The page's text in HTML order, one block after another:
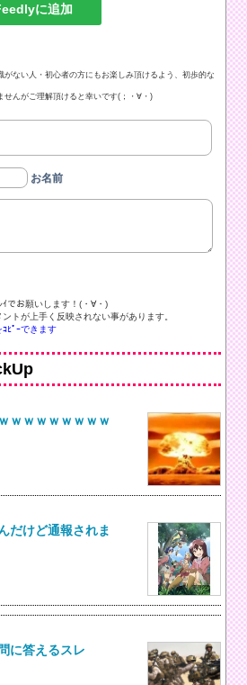
に追加
がない人・初心者の方にもお楽しみ頂けるよう、初歩的な
せんがご理解頂けると幸いです(；・∀・)
お名前
ｲでお願いします！(・∀・)ゞ
トが上手く反映されない事があります。
ｺﾋﾟｰできます
ｗｗｗｗｗｗｗｗ
だけど通報されま
に答えるスレ